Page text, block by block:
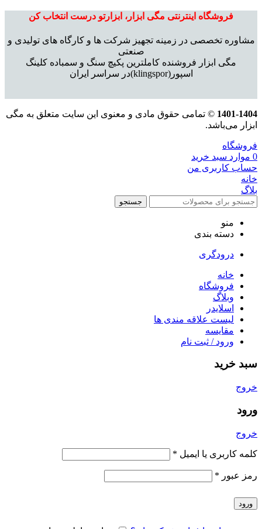
فروشگاه اینترنتی مگی ابزار، ابزارتو درست انتخاب کن
مشاوره تخصصی در زمینه تجهیز شرکت ها و کارگاه های تولیدی و
صنعتی
مگی ابزار فروشنده کاملترین پکیچ سنگ و سمباده کلینگ
اسپور(klingspor)در سراسر ایران
1401-1404 © تمامی حقوق مادی و معنوی این سایت متعلق به مگی
ابزار می‌باشد.
فروشگاه
0 موارد سبد خرید
حساب کاربری من
خانه
بلاگ
جستجو
منو
دسته بندی
درودگری
خانه
فروشگاه
وبلاگ
اسلایدر
لیست علاقه مندی ها
مقایسه
ورود / ثبت نام
سبد خرید
خروج
ورود
خروج
کلمه کاربری یا ایمیل *
رمز عبور *
ورود